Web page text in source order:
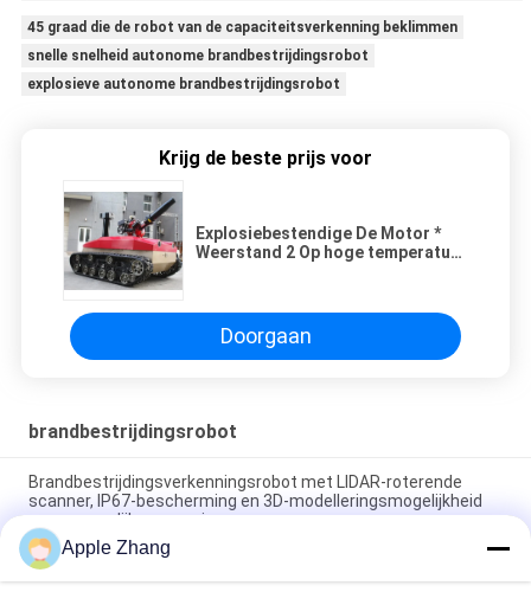
45 graad die de robot van de capaciteitsverkenning beklimmen
snelle snelheid autonome brandbestrijdingsrobot
explosieve autonome brandbestrijdingsrobot
Krijg de beste prijs voor
Explosiebestendige De Motor *
Weerstand 2 Op hoge temperatuur
Doorgaan
brandbestrijdingsrobot
Brandbestrijdingsverkenningsrobot met LIDAR-roterende
scanner, IP67-bescherming en 3D-modelleringsmogelijkheid
voor gevaarlijke omgevingen
Elektrische inspectie viervoetige robothond (puppy +
zelforganiserend netwerk + lasernavigatie + industriële
Apple Zhang